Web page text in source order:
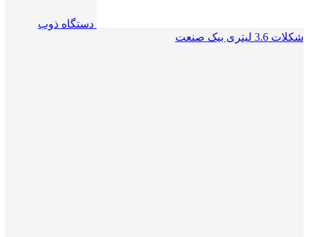
دستگاه ذوب
شکلات 3.6 لیتری بیک صنعت